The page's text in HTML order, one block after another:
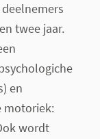
twee jaar.
en
motoriek:
wordt